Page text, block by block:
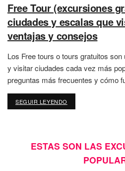
Free Tour (excursiones
ciudades y escalas que
ventajas y consejos
Los Free tours o tours gratuitos
y visitar ciudades cada vez más
preguntas más frecuentes y cómo
SEGUIR LEYENDO
ESTAS SON LAS